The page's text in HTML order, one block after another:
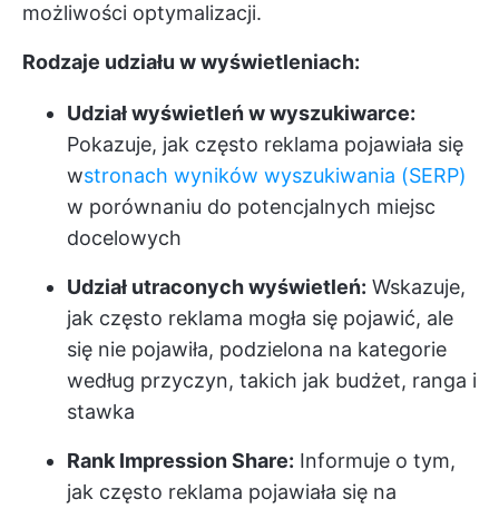
możliwości optymalizacji.
Rodzaje udziału w wyświetleniach:
Udział wyświetleń w wyszukiwarce:
Pokazuje, jak często reklama pojawiała się
wstronach wyników wyszukiwania (SERP)
w porównaniu do potencjalnych miejsc
docelowych
Udział utraconych wyświetleń: Wskazuje,
jak często reklama mogła się pojawić, ale
się nie pojawiła, podzielona na kategorie
według przyczyn, takich jak budżet, ranga i
stawka
Rank Impression Share: Informuje o tym,
jak często reklama pojawiała się na